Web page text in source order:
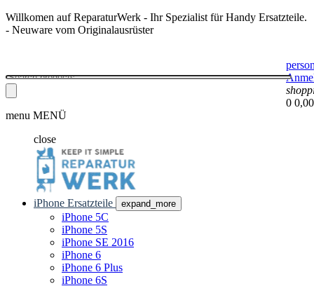
Willkomen auf ReparaturWerk - Ihr Spezialist für Handy Ersatzteile.
- Neuware vom Originalausrüster
0
menu MENÜ
close
iPhone Ersatzteile expand_more
iPhone 5C
iPhone 5S
iPhone SE 2016
iPhone 6
iPhone 6 Plus
iPhone 6S